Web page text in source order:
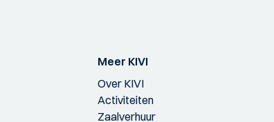
Meer KIVI
Over KIVI
Activiteiten
Zaalverhuur